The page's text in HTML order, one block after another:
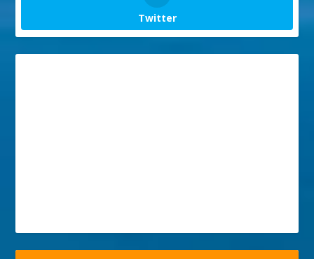
Twitter